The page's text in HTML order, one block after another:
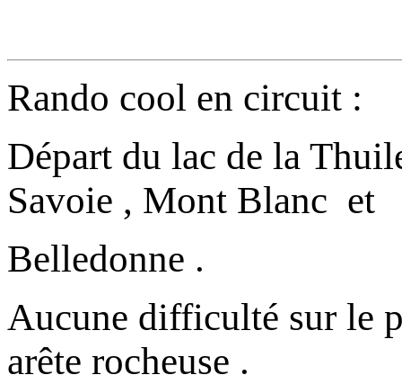
Rando cool en circuit :
Départ du lac de la
Savoie , Mont Blanc et
Belledonne .
Aucune difficulté sur le
arête rocheuse .